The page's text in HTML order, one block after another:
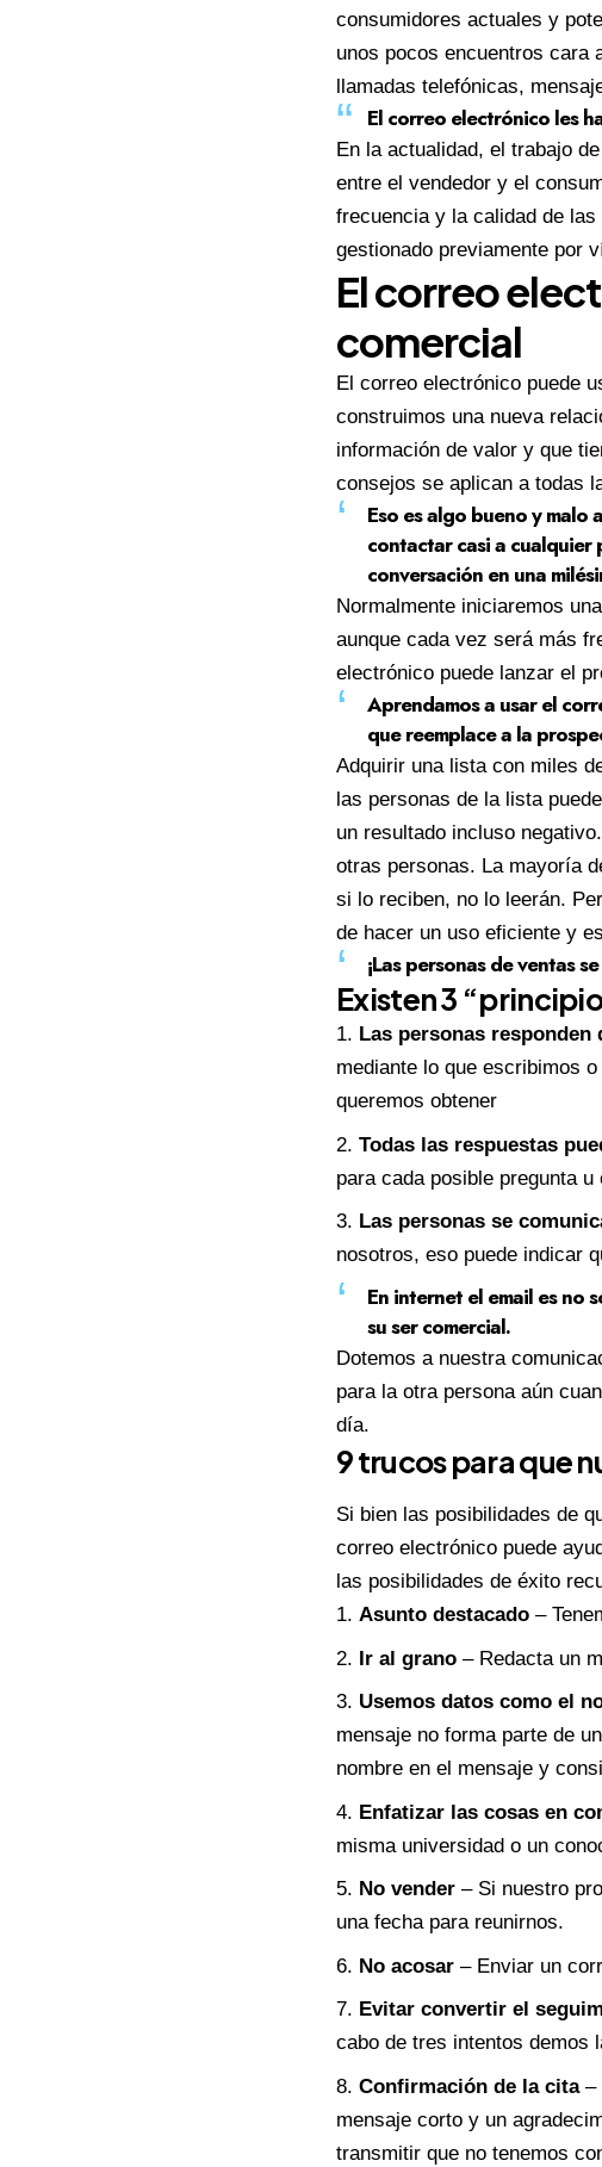
consumidores actuales y
unos pocos encuentros cara
llamadas telefónicas,
El correo electrónico les
En la actualidad, el trabajo
entre el vendedor y el
frecuencia y la calidad de
gestionado previamente por
El correo
comercial
El correo electrónico puede
construimos una nueva
información de valor y que
consejos se aplican a todas
Eso es algo bueno y
contactar casi a cualquier
conversación en una
Normalmente iniciaremos
aunque cada vez será más
electrónico puede lanzar el
Aprendamos a usar el
que reemplace a la
Adquirir una lista con miles
las personas de la lista
un resultado incluso
otras personas. La mayoría
si lo reciben, no lo leerán.
de hacer un uso eficiente y
¡Las personas de ventas
Existen 3
Las personas
mediante lo que escribimos
queremos obtener
Todas las respuestas
para cada posible pregunta u
Las personas se
nosotros, eso puede indicar
En internet el email es no
su ser comercial.
Dotemos a nuestra
para la otra persona aún
día.
9 trucos para que
Si bien las posibilidades de
correo electrónico puede
las posibilidades de éxito
Asunto destacado –
Ir al grano – Redacta un
Usemos datos como el
mensaje no forma parte de
nombre en el mensaje y
Enfatizar las cosas en
misma universidad o un
No vender – Si nuestro
una fecha para reunirnos.
No acosar – Enviar un
Evitar convertir el
cabo de tres intentos demos
Confirmación de la cita–
mensaje corto y un
transmitir que no tenemos